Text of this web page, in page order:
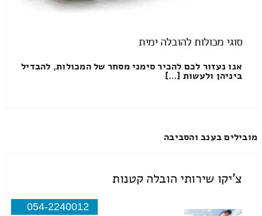
סוגי מכולות להובלה ימית
אנו נעזור לכם להכיר סימני מסחר של המכולות, להבדיל
ביניהן ולעשות […]
מובילים בענב והסביבה
צ'יקו שירותי הובלה קטנות
054-2240012